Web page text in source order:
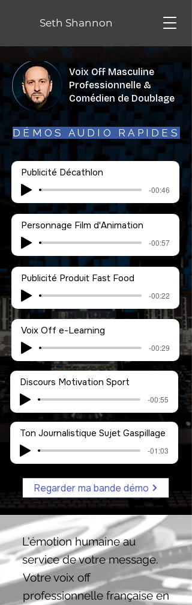
Seth Shannon
Voix Off Masculine
Professionnelle &
Comédien de Doublage
DÉMOS AUDIO RAPIDES
Publicité Décathlon
-00:46
Personnage Film d'Animation
-00:57
Publicité Produit Fast Food
-00:22
Voix Off e-Learning
-00:29
Discours Motivation Sport
-00:55
Ton Journalistique Sujet Gaspillage
-01:03
Regarder ma bande démo
L'émotion humaine au
service de votre message.
Votre voix off
professionnelle française en